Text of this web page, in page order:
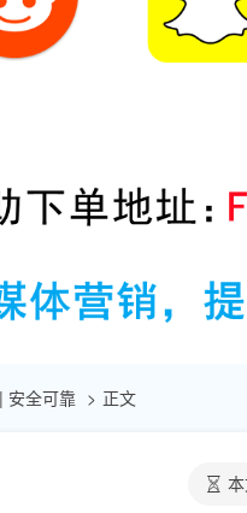
安全可靠 正文